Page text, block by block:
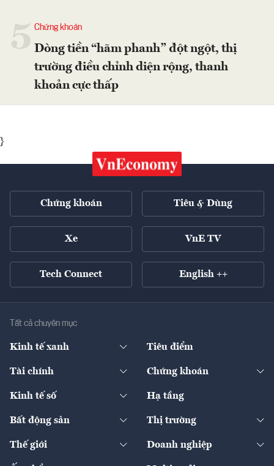
Chứng khoán
Dòng tiền “hãm phanh” đột ngột, thị
trường điều chỉnh diện rộng, thanh
khoản cực thấp
}
Chứng khoán Tiêu & Dùng
Xe VnE TV
Tech Connect English ++
Tất cả chuyên mục
Kinh tế xanh
Diễn đàn
Tiêu điểm
Tài chính
Ngân hàng
Bảo hiểm
Chứng khoán
Doanh nghiệp niêm yết
Kinh tế số
Sản phẩm - Thị trường
Hạ tầng
Bất động sản
Chính sách
Thị trường
Thế giới
Kinh tế
Doanh nghiệp